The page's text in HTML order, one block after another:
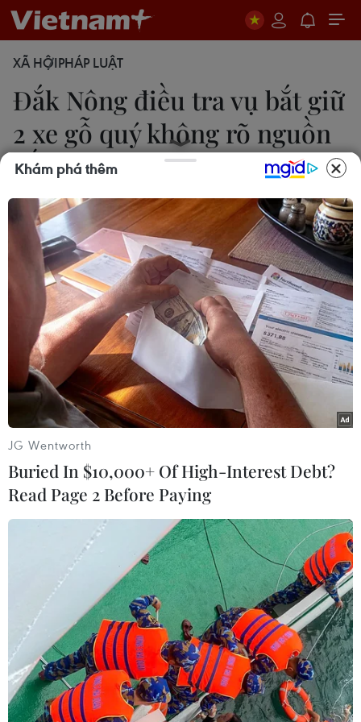
XÃ HỘIPHÁP LUẬT
Đắk Nông điều tra vụ bắt giữ
2 xe gỗ quý không rõ nguồn
gốc
Hưng Thịnh-Ngọc Minh
28/04/2018 05:05
Các cơ quan chức năng do Bộ Công an chủ trì đã
tiến hành khám xét khẩn cấp nhà riêng và xưởng
gỗ của đối tượng Phan Hữu Phượng, thường gọi là
Phượng "râu."
Ảnh minh họa. (Nguồn: TTXVN)
Trưa 28/4, trao đổi với phóng viên TTXVN tại
Đắk Nông, Đại tá Lê Vinh Quy - Phó Giám đốc
Khám phá thêm
JG Wentworth
Buried In $10,000+ Of High-Interest Debt?
Read Page 2 Before Paying